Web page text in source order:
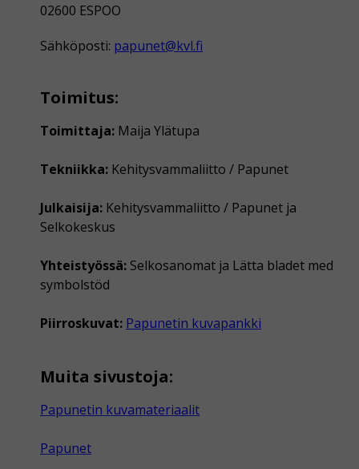
02600 ESPOO
Sähköposti: papunet@kvl.fi
Toimitus:
Toimittaja: Maija Ylätupa
Tekniikka: Kehitysvammaliitto / Papunet
Julkaisija: Kehitysvammaliitto / Papunet ja
Selkokeskus
Yhteistyössä: Selkosanomat ja Lätta bladet med
symbolstöd
Piirroskuvat: Papunetin kuvapankki
Muita sivustoja:
Papunetin kuvamateriaalit
Papunet